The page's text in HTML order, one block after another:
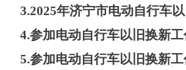
3.2025年济宁市电动自行车
4.参加电动自行车以旧换新
5.参加电动自行车以旧换新